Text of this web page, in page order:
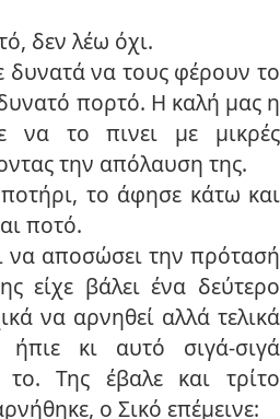
δεν λέω όχι.
δυνατά να τους φέρουν το
πορτό. Η καλή μας η
να το πινει με μικρές
την απόλαυση της.
το άφησε κάτω και
ποτό.
να αποσώσει την πρότασή
είχε βάλει ένα δεύτερο
να αρνηθεί αλλά τελικά
κι αυτό σιγά-σιγά
το. Της έβαλε και τρίτο
ο Σικό επέμεινε: